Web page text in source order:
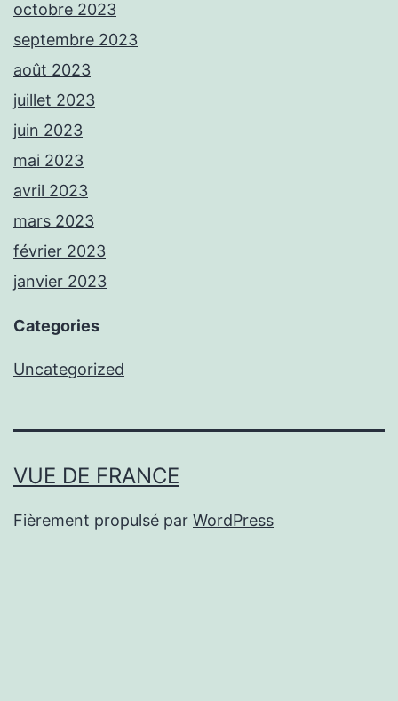
octobre 2023
septembre 2023
août 2023
juillet 2023
juin 2023
mai 2023
avril 2023
mars 2023
février 2023
janvier 2023
Categories
Uncategorized
VUE DE FRANCE
Fièrement propulsé par WordPress